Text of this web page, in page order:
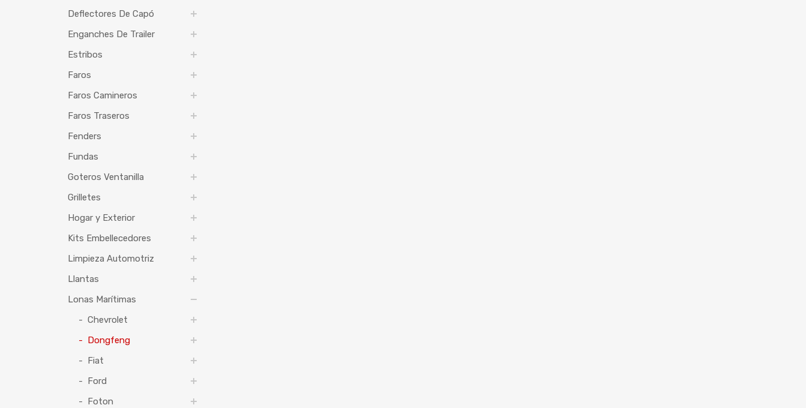
Deflectores De Capó
Enganches De Trailer
Estribos
Faros
Faros Camineros
Faros Traseros
Fenders
Fundas
Goteros Ventanilla
Grilletes
Hogar y Exterior
Kits Embellecedores
Limpieza Automotriz
Llantas
Lonas Marítimas
Chevrolet
Dongfeng
Fiat
Ford
Foton